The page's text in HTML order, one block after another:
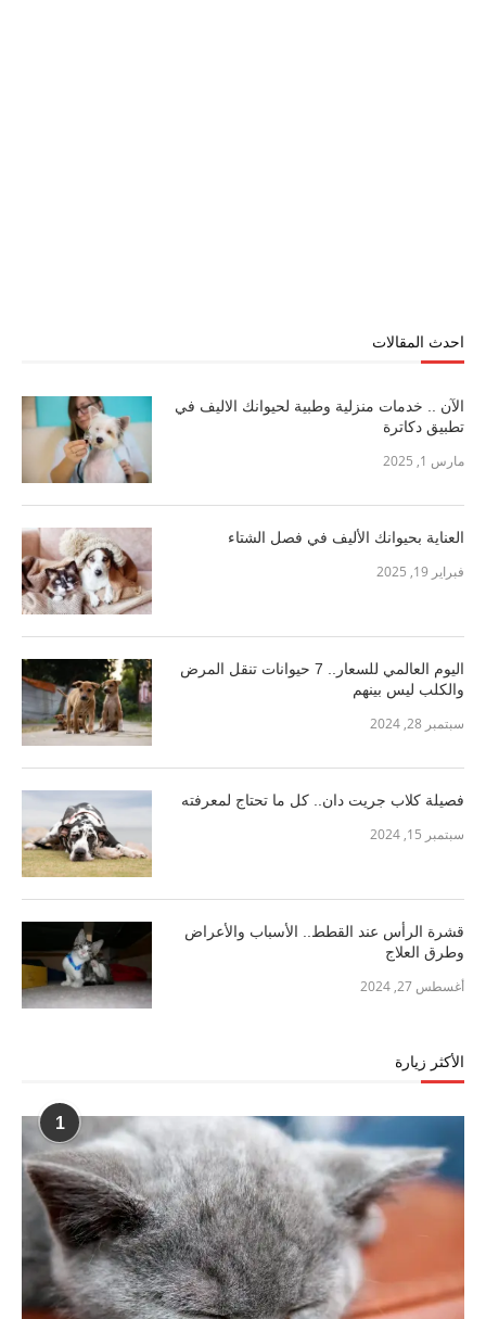
احدث المقالات
الآن .. خدمات منزلية وطبية لحيوانك الاليف في
تطبيق دكاترة
مارس 1, 2025
العناية بحيوانك الأليف في فصل الشتاء
فبراير 19, 2025
اليوم العالمي للسعار.. 7 حيوانات تنقل المرض
والكلب ليس بينهم
سبتمبر 28, 2024
فصيلة كلاب جريت دان.. كل ما تحتاج لمعرفته
سبتمبر 15, 2024
قشرة الرأس عند القطط.. الأسباب والأعراض
وطرق العلاج
أغسطس 27, 2024
الأكثر زيارة
1